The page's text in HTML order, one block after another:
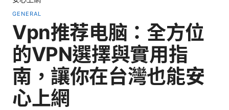
GENERAL
Vpn推荐电脑：全方位
的VPN選擇與實用指
南，讓你在台灣也能安
心上網